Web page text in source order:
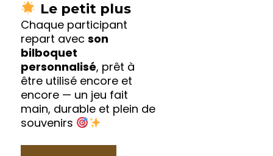
Le petit plus
Chaque participant
repart avec son
bilboquet
personnalisé, prêt à
être utilisé encore et
encore — un jeu fait
main, durable et plein de
souvenirs